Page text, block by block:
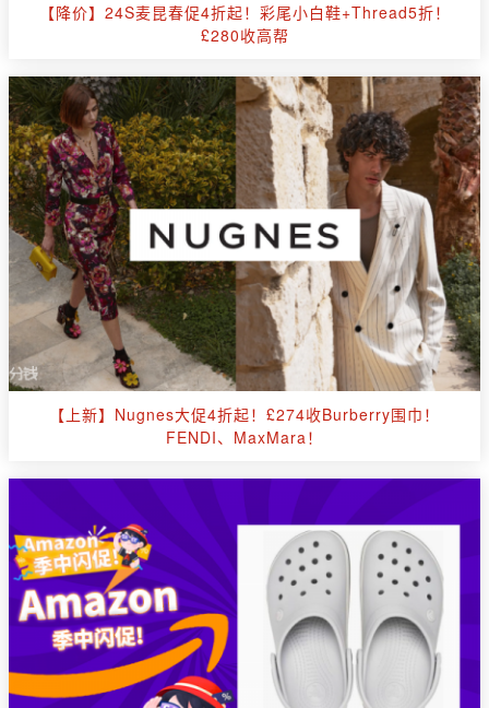
【降价】24S麦昆春促4折起！彩尾小白鞋+Thread5折！
£280收高帮
【上新】Nugnes大促4折起！£274收Burberry围巾！
FENDI、MaxMara！